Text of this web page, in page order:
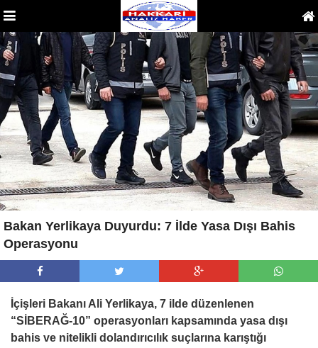
Bakan Yerlikaya Duyurdu: 7 İlde Yasa Dışı Bahis
Operasyonu
İçişleri Bakanı Ali Yerlikaya, 7 ilde düzenlenen
“SİBERAĞ-10” operasyonları kapsamında yasa dışı
bahis ve nitelikli dolandırıcılık suçlarına karıştığı